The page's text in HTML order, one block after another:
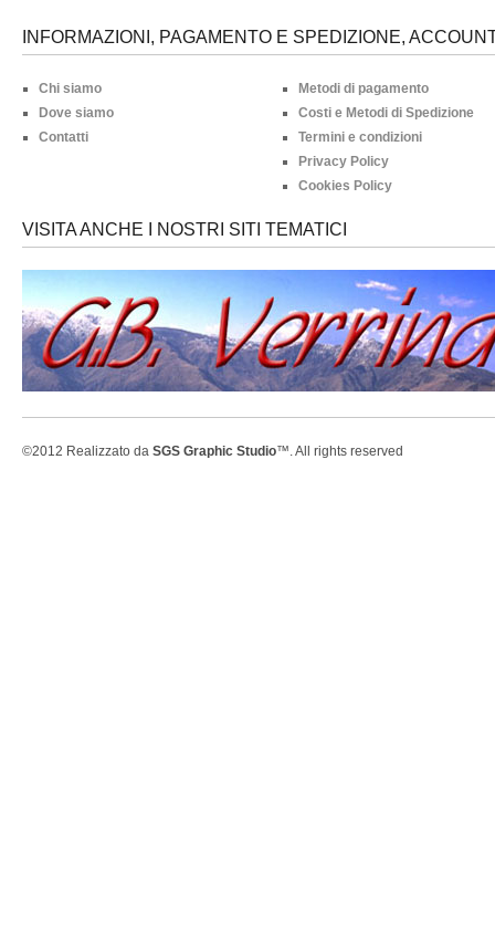
INFORMAZIONI, PAGAMENTO E SPEDIZIONE,
Chi siamo
Dove siamo
Contatti
Metodi di pagamento
Costi e Metodi di Spedizione
Termini e condizioni
Privacy Policy
Cookies Policy
VISITA ANCHE I NOSTRI SITI TEMATICI
©2012 Realizzato da SGS Graphic Studio™. All rights reserved